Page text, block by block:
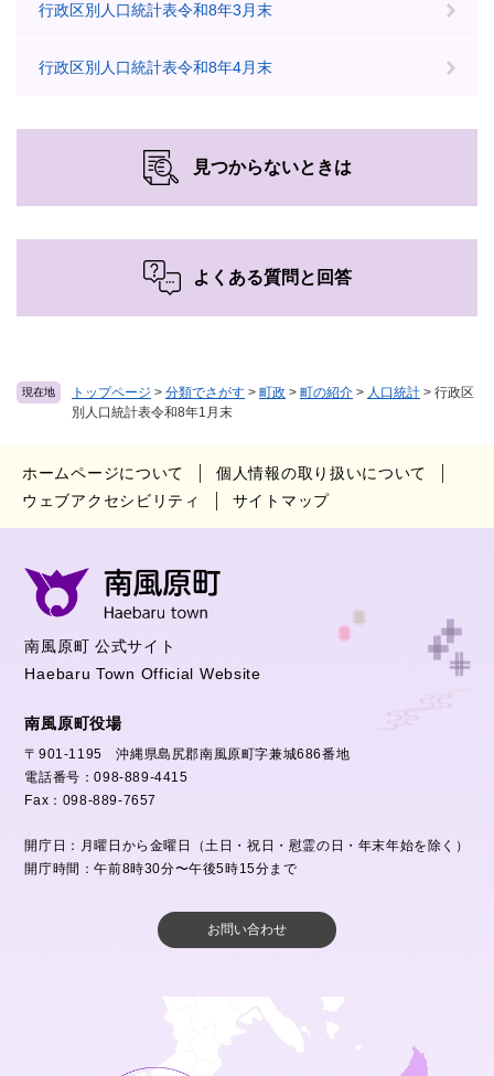
現在地 トップページ > 分類でさがす > 町政 > 町の紹介 > 人口統計 > 行政区
別人口統計表令和8年1月末
行政区別人口統計表令和8年3月末
行政区別人口統計表令和8年4月末
見つからないときは
よくある質問と回答
ホームページについて
個人情報の取り扱いについて
ウェブアクセシビリティ
サイトマップ
南風原町 公式サイト
Haebaru Town Official Website
南風原町役場
〒901-1195 沖縄県島尻郡南風原町字兼城686番地
電話番号：098-889-4415
Fax：098-889-7657
開庁日：月曜日から金曜日（土日・祝日・慰霊の日・年末年始を除く）
開庁時間：午前8時30分〜午後5時15分まで
お問い合わせ